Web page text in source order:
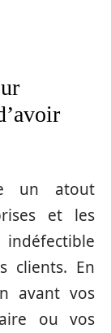
un atout
et les
clients. En
avant vos
ou vos